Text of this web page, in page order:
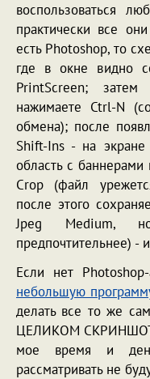
воспользоваться
практически все
есть Photoshop, то
где в окне видно
PrintScreen;
нажимаете Ctrl-N
обмена); после
Shift-Ins - на экране
область с
Crop (файл
после этого
Jpeg Medium,
предпочтительнее) -
Если нет
небольшую
делать все то же
ЦЕЛИКОМ
мое время и
рассматривать не